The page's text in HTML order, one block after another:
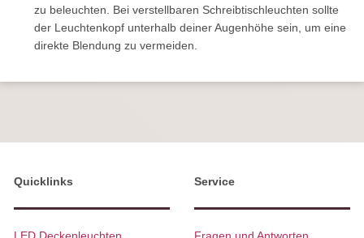
zu beleuchten. Bei verstellbaren Schreibtischleuchten sollte
der Leuchtenkopf unterhalb deiner Augenhöhe sein, um eine
direkte Blendung zu vermeiden.
Quicklinks Service